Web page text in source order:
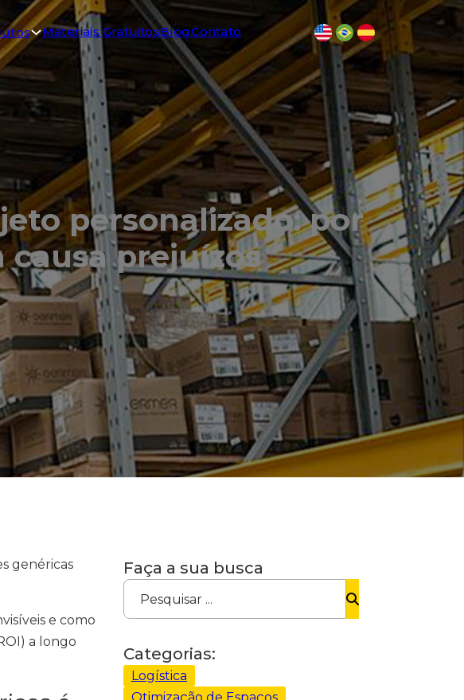
Materiais GratuitosBlogContato
personalizado: por
prejuízos
genéricas
e como
a longo
Faça a sua busca
Pesquisar ...
Categorias:
Logística